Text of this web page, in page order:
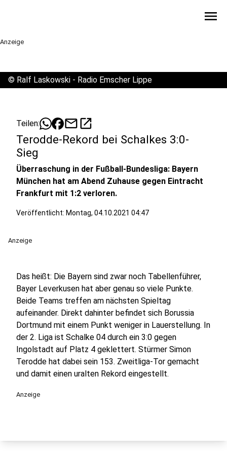
menu
Anzeige
© Ralf Laskowski - Radio Emscher Lippe
Teilen: mailopen_in_new
Terodde-Rekord bei Schalkes 3:0-
Sieg
Überraschung in der Fußball-Bundesliga: Bayern
München hat am Abend Zuhause gegen Eintracht
Frankfurt mit 1:2 verloren.
Veröffentlicht: Montag, 04.10.2021 04:47
Anzeige
Das heißt: Die Bayern sind zwar noch Tabellenführer,
Bayer Leverkusen hat aber genau so viele Punkte.
Beide Teams treffen am nächsten Spieltag
aufeinander. Direkt dahinter befindet sich Borussia
Dortmund mit einem Punkt weniger in Lauerstellung. In
der 2. Liga ist Schalke 04 durch ein 3:0 gegen
Ingolstadt auf Platz 4 geklettert. Stürmer Simon
Terodde hat dabei sein 153. Zweitliga-Tor gemacht
und damit einen uralten Rekord eingestellt.
Anzeige